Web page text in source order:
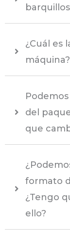
¿Cuál es
máquina?
del
que
formato
¿Tengo
ello?